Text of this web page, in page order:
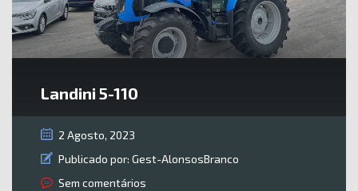
Landini 5-110
2 Agosto, 2023
Publicado por: Gest-AlonsosBranco
Sem comentários